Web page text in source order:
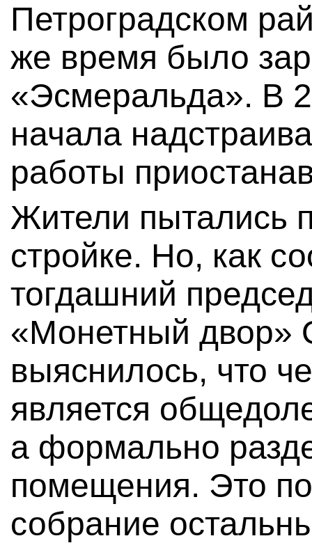
Петроградском
же время было
«Эсмеральда». В
начала
работы
Жители пытались
стройке. Но, как
тогдашний
«Монетный двор»
выяснилось, что
является
а формально
помещения. Это
собрание